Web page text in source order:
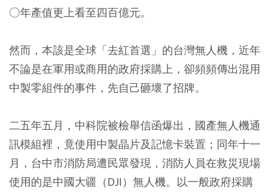
○年產值更上看至四百億元。
然而，本該是全球「去紅首選」的台灣無人機，近年
不論是在軍用或商用的政府採購上，卻頻頻傳出混用
中製零組件的事件，先自己砸壞了招牌。
二五年五月，中科院被檢舉信函爆出，國產無人機通
訊模組裡，竟使用中製晶片及記憶卡裝置；同年十一
月，台中市消防局遭民眾發現，消防人員在救災現場
使用的是中國大疆（DJI）無人機。以一般政府採購